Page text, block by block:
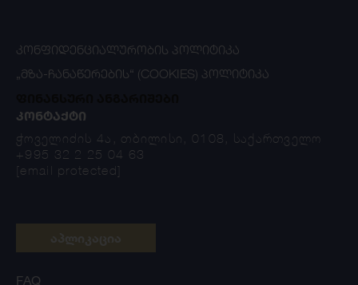
ᲙᲝᲜᲤᲘᲓᲔᲜᲪᲘᲐᲚᲣᲠᲝᲑᲘᲡ ᲞᲝᲚᲘᲢᲘᲙᲐ
„ᲛᲖᲐ-ᲩᲐᲜᲐᲬᲔᲠᲔᲑᲘᲡ“ (COOKIES) ᲞᲝᲚᲘᲢᲘᲙᲐ
ᲙᲝᲜᲢᲐᲥᲢᲘ
ჭოველიძის 4ა, თბილისი, 0108, საქართველო
+995 32 2 25 04 63
[email protected]
FAQ